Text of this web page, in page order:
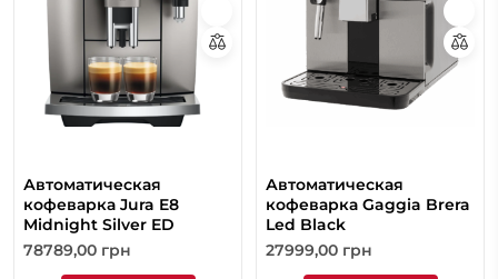
Автоматическая
кофеварка Jura E8
Midnight Silver ED
78789,00 грн
Автоматическая
кофеварка Gaggia Brera
Led Black
27999,00 грн